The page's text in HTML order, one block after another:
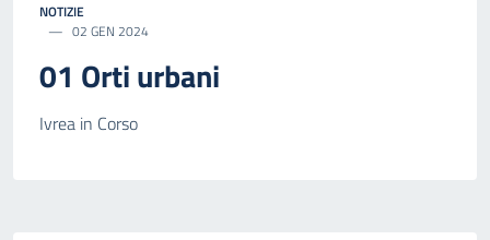
NOTIZIE
02 GEN 2024
01 Orti urbani
Ivrea in Corso